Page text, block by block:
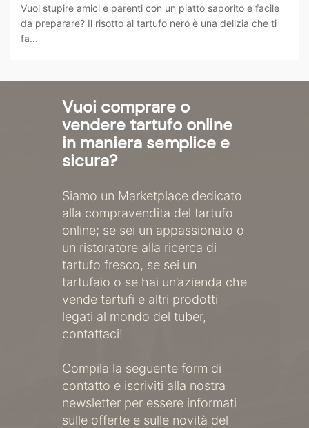
Vuoi stupire amici e parenti con un piatto saporito e facile
da preparare? Il risotto al tartufo nero è una delizia che ti
fa...
Vuoi comprare o
vendere tartufo online
in maniera semplice e
sicura?
Siamo un Marketplace dedicato
alla compravendita del tartufo
online; se sei un appassionato o
un ristoratore alla ricerca di
tartufo fresco, se sei un
tartufaio o se hai un’azienda che
vende tartufi e altri prodotti
legati al mondo del tuber,
contattaci!
Compila la seguente form di
contatto e iscriviti alla nostra
newsletter per essere informati
sulle offerte e sulle novità del